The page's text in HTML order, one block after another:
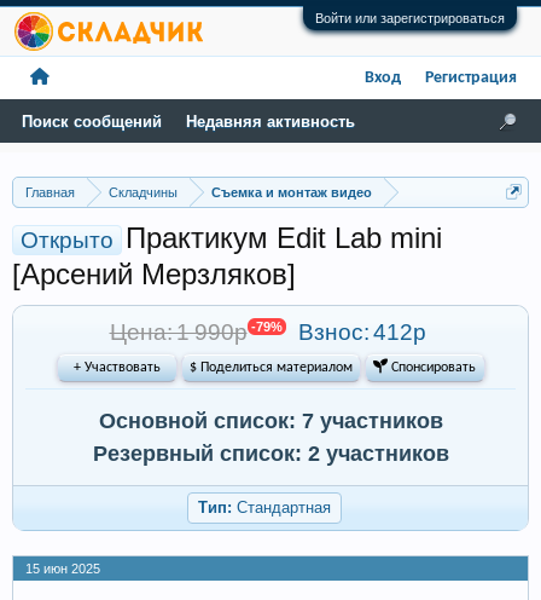
Войти или зарегистрироваться
Главная Складчины Съемка и монтаж видео
Открыто
Практикум Edit Lab mini
[Арсений Мерзляков]
Цена: 1 990р -79% Взнос:412р
+ Участвовать $ Поделиться материалом  Спонсировать
Основной список: 7 участников
Резервный список: 2 участников
Тип: Стандартная
15 июн 2025
Поиск сообщений Недавняя активность
Вход Регистрация